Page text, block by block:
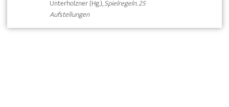
Unterholzner (Hg.),Spielregeln. 25
Aufstellungen